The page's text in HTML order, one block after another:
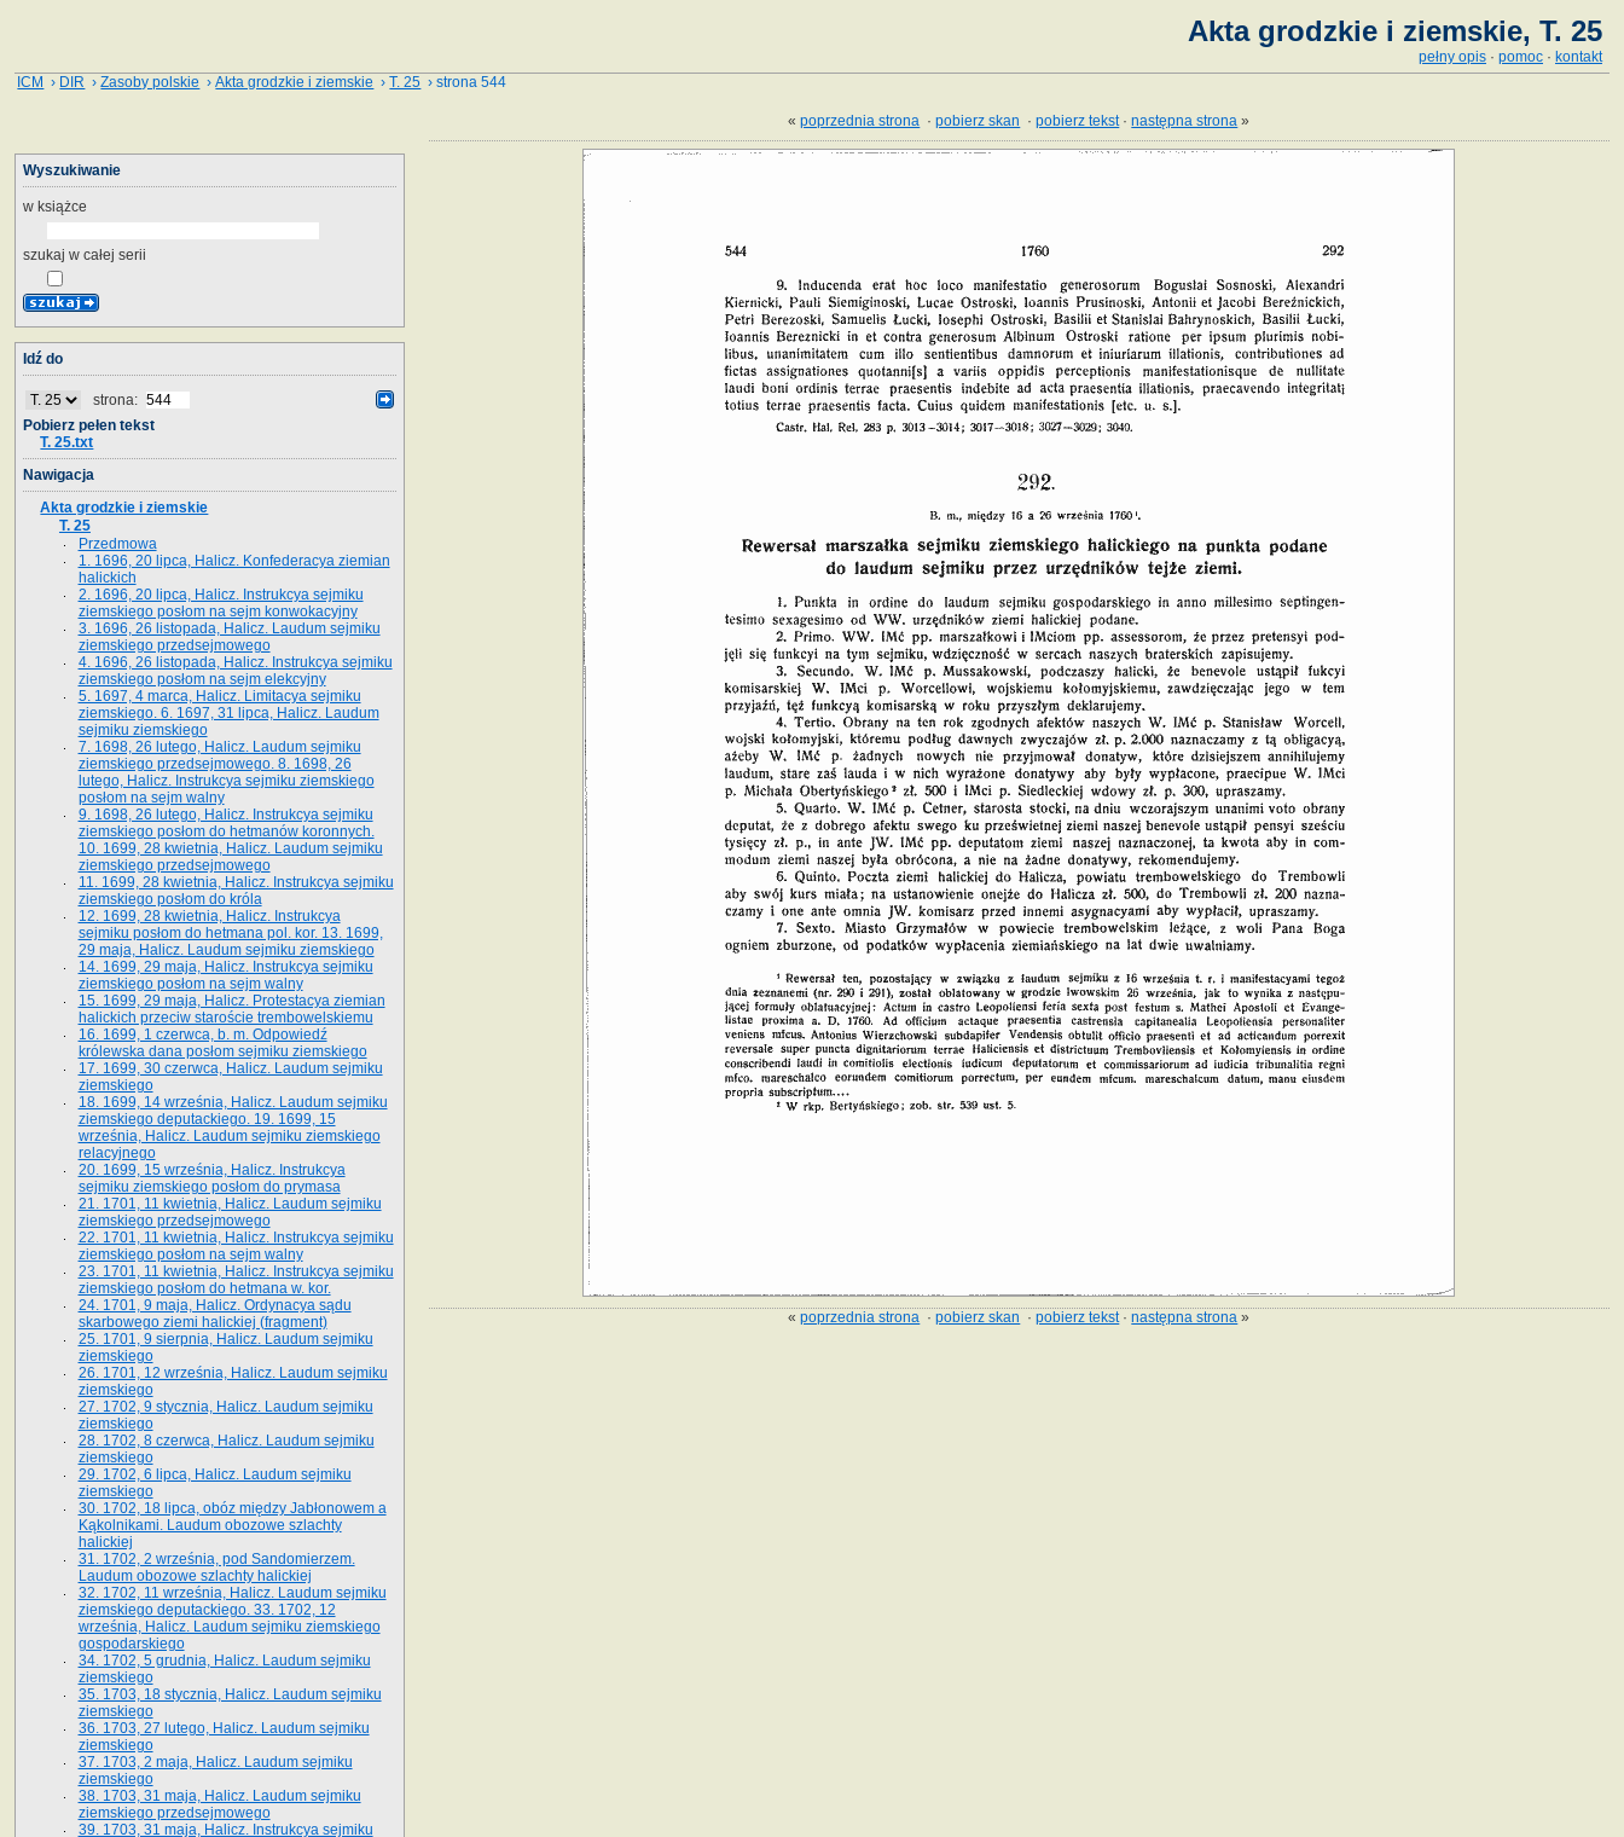
Akta grodzkie i ziemskie, T. 25
pełny opis · pomoc · kontakt
ICM › DIR ›Zasoby polskie ›Akta grodzkie i ziemskie ›T. 25 › strona 544
«poprzednia strona ·pobierz skan ·pobierz tekst·następna strona »
«poprzednia strona ·pobierz skan ·pobierz tekst·następna strona »
Wyszukiwanie
w książce
szukaj w całej serii
Idź do
strona:
Pobierz pełen tekst
T. 25.txt
Nawigacja
Akta grodzkie i ziemskie
T. 25
Przedmowa
1. 1696, 20 lipca, Halicz. Konfederacya ziemian
halickich
2. 1696, 20 lipca, Halicz. Instrukcya sejmiku
ziemskiego posłom na sejm konwokacyjny
3. 1696, 26 listopada, Halicz. Laudum sejmiku
ziemskiego przedsejmowego
4. 1696, 26 listopada, Halicz. Instrukcya sejmiku
ziemskiego posłom na sejm elekcyjny
5. 1697, 4 marca, Halicz. Limitacya sejmiku
ziemskiego. 6. 1697, 31 lipca, Halicz. Laudum
sejmiku ziemskiego
7. 1698, 26 lutego, Halicz. Laudum sejmiku
ziemskiego przedsejmowego. 8. 1698, 26
lutego, Halicz. Instrukcya sejmiku ziemskiego
posłom na sejm walny
9. 1698, 26 lutego, Halicz. Instrukcya sejmiku
ziemskiego posłom do hetmanów koronnych.
10. 1699, 28 kwietnia, Halicz. Laudum sejmiku
ziemskiego przedsejmowego
11. 1699, 28 kwietnia, Halicz. Instrukcya sejmiku
ziemskiego posłom do króla
12. 1699, 28 kwietnia, Halicz. Instrukcya
sejmiku posłom do hetmana pol. kor. 13. 1699,
29 maja, Halicz. Laudum sejmiku ziemskiego
14. 1699, 29 maja, Halicz. Instrukcya sejmiku
ziemskiego posłom na sejm walny
15. 1699, 29 maja, Halicz. Protestacya ziemian
halickich przeciw staroście trembowelskiemu
16. 1699, 1 czerwca, b. m. Odpowiedź
królewska dana posłom sejmiku ziemskiego
17. 1699, 30 czerwca, Halicz. Laudum sejmiku
ziemskiego
18. 1699, 14 września, Halicz. Laudum sejmiku
ziemskiego deputackiego. 19. 1699, 15
września, Halicz. Laudum sejmiku ziemskiego
relacyjnego
20. 1699, 15 września, Halicz. Instrukcya
sejmiku ziemskiego posłom do prymasa
21. 1701, 11 kwietnia, Halicz. Laudum sejmiku
ziemskiego przedsejmowego
22. 1701, 11 kwietnia, Halicz. Instrukcya sejmiku
ziemskiego posłom na sejm walny
23. 1701, 11 kwietnia, Halicz. Instrukcya sejmiku
ziemskiego posłom do hetmana w. kor.
24. 1701, 9 maja, Halicz. Ordynacya sądu
skarbowego ziemi halickiej (fragment)
25. 1701, 9 sierpnia, Halicz. Laudum sejmiku
ziemskiego
26. 1701, 12 września, Halicz. Laudum sejmiku
ziemskiego
27. 1702, 9 stycznia, Halicz. Laudum sejmiku
ziemskiego
28. 1702, 8 czerwca, Halicz. Laudum sejmiku
ziemskiego
29. 1702, 6 lipca, Halicz. Laudum sejmiku
ziemskiego
30. 1702, 18 lipca, obóz między Jabłonowem a
Kąkolnikami. Laudum obozowe szlachty
halickiej
31. 1702, 2 września, pod Sandomierzem.
Laudum obozowe szlachty halickiej
32. 1702, 11 września, Halicz. Laudum sejmiku
ziemskiego deputackiego. 33. 1702, 12
września, Halicz. Laudum sejmiku ziemskiego
gospodarskiego
34. 1702, 5 grudnia, Halicz. Laudum sejmiku
ziemskiego
35. 1703, 18 stycznia, Halicz. Laudum sejmiku
ziemskiego
36. 1703, 27 lutego, Halicz. Laudum sejmiku
ziemskiego
37. 1703, 2 maja, Halicz. Laudum sejmiku
ziemskiego
38. 1703, 31 maja, Halicz. Laudum sejmiku
ziemskiego przedsejmowego
39. 1703, 31 maja, Halicz. Instrukcya sejmiku